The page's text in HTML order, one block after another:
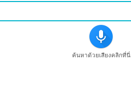
ค้นหาด้วยเสียงคลิกที่นี่